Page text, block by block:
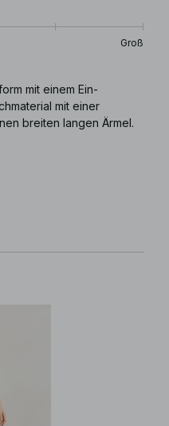
Groß
mit einem Ein-
mit einer
breiten langen Ärmel.